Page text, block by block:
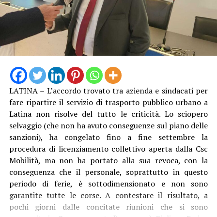
Anche Ambrosino come altri suoi colleghi si è dovuto
rivolgere al Prefetto di Latina, e ha avuto “interlocuzioni
serrate” con l’Amministratore Delegato e il Presidente di
Acqualatina, oltre che con i vari funzionari e tecnici
coinvolti. “Dopo aver compreso la gravità della
situazione, tutti si sono attivati per intervenire sulle
disfunzioni – racconta il primo cittadino dlel’isola – Le
pompe di rilancio sono state riparate e, da oggi, sulla
linea abbiamo anche la quarta nave cisterna, la “Cesare”.
Questo dovrebbe garantire un maggiore apporto
d’acqua e, soprattutto, una pressione più costante,
LATINA – L’accordo trovato tra azienda e sindacati per
fare ripartire il servizio di trasporto pubblico urbano a
Latina non risolve del tutto le criticità. Lo sciopero
selvaggio (che non ha avuto conseguenze sul piano delle
sanzioni), ha congelato fino a fine settembre la
procedura di licenziamento collettivo aperta dalla Csc
Mobilità, ma non ha portato alla sua revoca, con la
conseguenza che il personale, soprattutto in questo
periodo di ferie, è sottodimensionato e non sono
garantite tutte le corse. A contestare il risultato, a
pochi giorni dalle concitate riunioni che si sono